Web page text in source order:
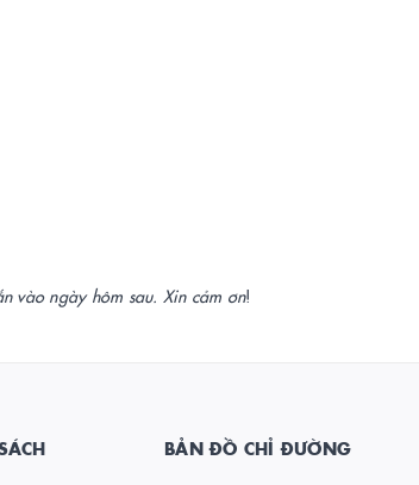
vào ngày hôm sau. Xin cảm ơn!
BẢN ĐỒ CHỈ ĐƯỜNG